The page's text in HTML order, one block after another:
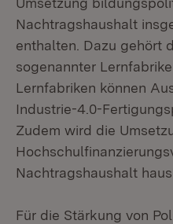
Nachtragshaushalt
enthalten. Dazu gehört
sogenannter
Lernfabriken können
Industrie-4.0-
Zudem wird die
Nachtragshaushalt
Für die Stärkung von